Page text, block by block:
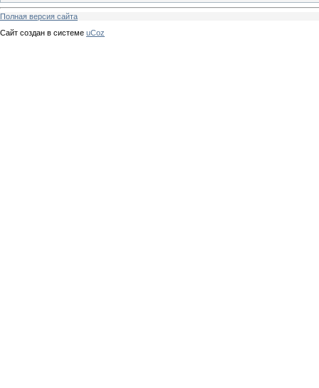
Полная версия сайта
Сайт создан в системе uCoz